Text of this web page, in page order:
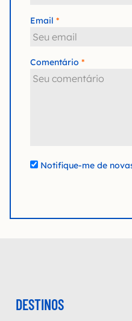
Email
Comentário
Notifique-me de
DESTINOS